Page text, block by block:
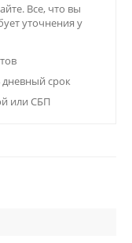
Все, что вы
уточнения у
дневный срок
или СБП